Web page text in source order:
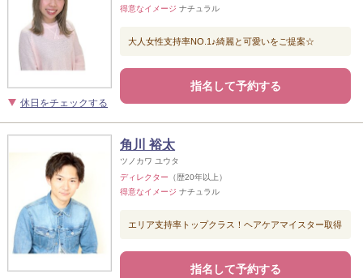
休日をチェックする
得意なイメージ ナチュラル
大人女性支持率NO.1♪綺麗と可愛いをご提案☆
指名して予約する
角川 裕太
ツノカワ ユウタ
ディレクター （歴20年以上）
得意なイメージ ナチュラル
エリア支持率トップクラス！ヘアケアマイスター取得
指名して予約する